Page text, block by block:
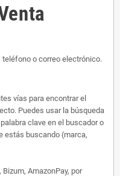
o correo electrónico.
vías para encontrar el
Puedes usar la búsqueda
clave en el buscador o
estás buscando (marca,
AmazonPay, por